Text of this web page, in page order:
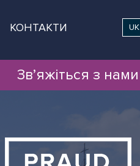
UK
КОНТАКТИ
Зв’яжіться з нами